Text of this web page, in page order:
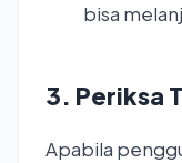
bisa
3. Periksa
Apabila